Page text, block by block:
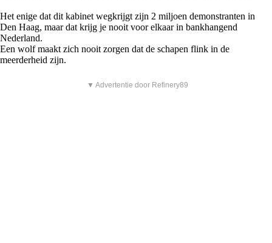
Het enige dat dit kabinet wegkrijgt zijn 2 miljoen demonstranten in
Den Haag, maar dat krijg je nooit voor elkaar in bankhangend
Nederland.
Een wolf maakt zich nooit zorgen dat de schapen flink in de
meerderheid zijn.
▼ Advertentie door Refinery89